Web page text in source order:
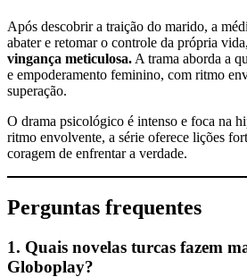
Após descobrir a traição do marido, a
abater e retomar o controle da própria vida,
vingança meticulosa. A trama aborda a
e empoderamento feminino, com ritmo
superação.
O drama psicológico é intenso e foca na
ritmo envolvente, a série oferece lições
coragem de enfrentar a verdade.
Perguntas frequentes
1. Quais novelas turcas fazem
Globoplay?